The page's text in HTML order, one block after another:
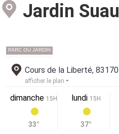
Jardin Suau
PARC OU JARDIN
Cours de la Liberté, 83170
afficher le plan
dimanche 15H
33°
lundi 15H
37°